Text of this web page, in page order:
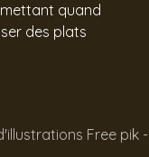
quand
des plats
Free pik -